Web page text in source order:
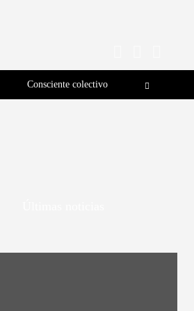
Consciente colectivo